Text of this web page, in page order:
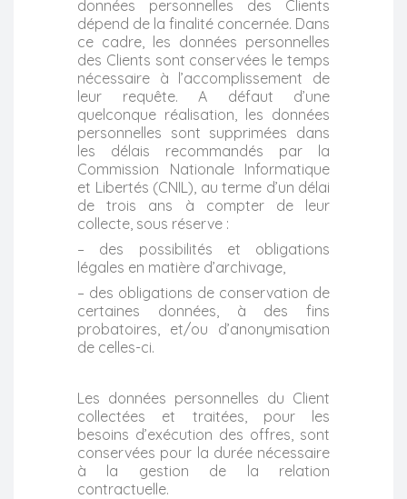
données personnelles des Clients
dépend de la finalité concernée. Dans
ce cadre, les données personnelles
des Clients sont conservées le temps
nécessaire à l’accomplissement de
leur requête. A défaut d’une
quelconque réalisation, les données
personnelles sont supprimées dans
les délais recommandés par la
Commission Nationale Informatique
et Libertés (CNIL), au terme d’un délai
de trois ans à compter de leur
collecte, sous réserve :
– des possibilités et obligations
légales en matière d’archivage,
– des obligations de conservation de
certaines données, à des fins
probatoires, et/ou d’anonymisation
de celles-ci.
Les données personnelles du Client
collectées et traitées, pour les
besoins d’exécution des offres, sont
conservées pour la durée nécessaire
à la gestion de la relation
contractuelle.